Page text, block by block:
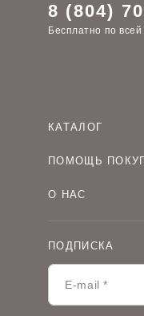
8 (804)
Бесплатно по всей
КАТАЛОГ
Детская одежда
ПОМОЩЬ
Условия
Таблицы
О НАС
Политика
Наши дилеры
ПОДПИСКА